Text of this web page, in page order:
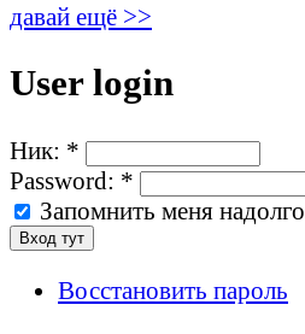
давай ещё >>
User login
Ник: *
Password: *
Запомнить меня надолго
Восстановить пароль